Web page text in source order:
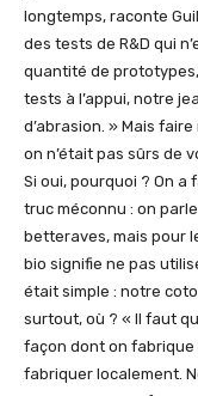
longtemps, raconte
des tests de R&D qui
quantité de
tests à l’appui, notre
d’abrasion. » Mais
on n’était pas sûrs de
Si oui, pourquoi ? On
truc méconnu : on
betteraves, mais pour
bio signifie ne pas
était simple : notre
surtout, où ? « Il faut
façon dont on fabrique
fabriquer localement.